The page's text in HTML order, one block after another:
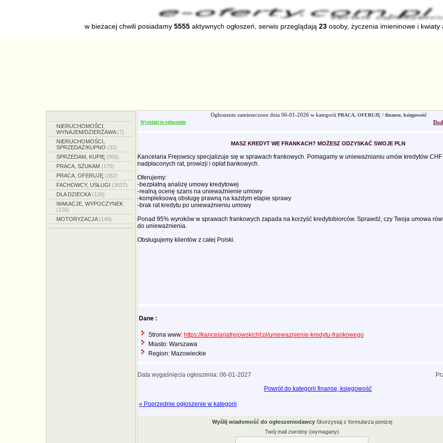
w bieżacej chwili posiadamy 5555aktywnych ogłoszeń, serwis przeglądają 23osoby, życzenia imieninowe i kwiaty
NIERUCHOMOŚCI,
WYNAJEM/DZIERŻAWA(7)
NIERUCHOMOŚCI,
SPRZEDAŻ/KUPNO (32)
SPRZEDAM, KUPIĘ (956)
PRACA, SZUKAM (170)
PRACA, OFERUJĘ (352)
FACHOWCY, USŁUGI (3637)
DLA DZIECKA(128)
WAKACJE, WYPOCZYNEK
(126)
MOTORYZACJA(146)
Ogłoszenie zamieszczone dnia 06-01-2026 w kategorii PRACA, OFERUJĘ / finanse, księgowość
Wyróżnij to ogłoszenie
MASZ KREDYT WE FRANKACH? MOŻESZ ODZYSKAĆ SWOJE PLN
Kancelaria Frejowscy specjalizuje się w sprawach frankowych. Pomagamy w unieważnianiu umów kredytów
nadpłaconych rat, prowizji i opłat bankowych.
Oferujemy:
-bezpłatną analizę umowy kredytowej
-realną ocenę szans na unieważnienie umowy
-kompleksową obsługę prawną na każdym etapie sprawy
-brak rat kredytu po unieważnieniu umowy
Ponad 95% wyroków w sprawach frankowych zapada na korzyść kredytobiorców. Sprawdź, czy Twoja umowa
do unieważnienia.
Obsługujemy klientów z całej Polski.
Dane :
Strona www: https://kancelariafrejowskichf.pl/uniewaznienie-kredytu-frankowego
Miasto: Warszawa
Region: Mazowieckie
Data wygaśnięcia ogłoszenia: 06-01-2027
Powrót do kategorii finanse, księgowość
« Poprzednie ogłoszenie w kategorii
Wyślij wiadomość do ogłoszeniodawcy Skorzystaj z formularza poniżej
Twój mail zwrotny (wymagany)